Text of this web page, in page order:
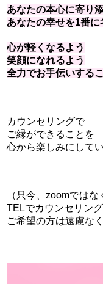
あなたの本心に寄り
あなたの幸せを1番に
心が軽くなるよう
笑顔になれるよう
全力でお手伝いする
カウンセリングで
ご縁ができることを
心から楽しみにして
（只今、zoomではな
TELでカウンセリン
ご希望の方は遠慮な